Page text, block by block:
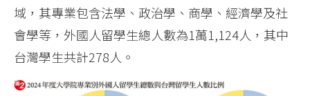
域，其專業包含法學、政治學、商學、經濟學及社
會學等，外國人留學生總人數為1萬1,124人，其中
台灣學生共計278人。